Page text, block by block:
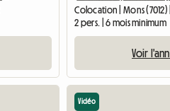
Colocation | Mons (7012)
2 pers. | 6 mois minimum
Voir
Vidéo